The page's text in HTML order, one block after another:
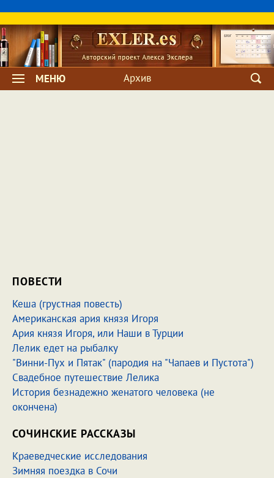
МЕНЮ Архив
ПОВЕСТИ
Кеша (грустная повесть)
Американская ария князя Игоря
Ария князя Игоря, или Наши в Турции
Лелик едет на рыбалку
"Винни-Пух и Пятак" (пародия на "Чапаев и Пустота")
Свадебное путешествие Лелика
История безнадежно женатого человека (не
окончена)
СОЧИНСКИЕ РАССКАЗЫ
Краеведческие исследования
Зимняя поездка в Сочи